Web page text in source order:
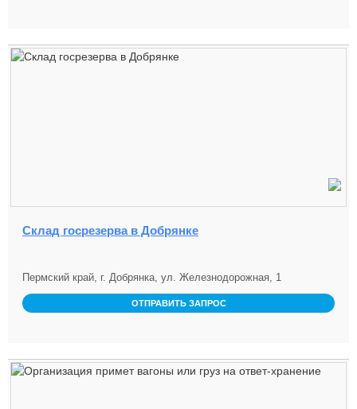
Склад госрезерва в Добрянке
Пермский край, г. Добрянка, ул. Железнодорожная, 1
ОТПРАВИТЬ ЗАПРОС